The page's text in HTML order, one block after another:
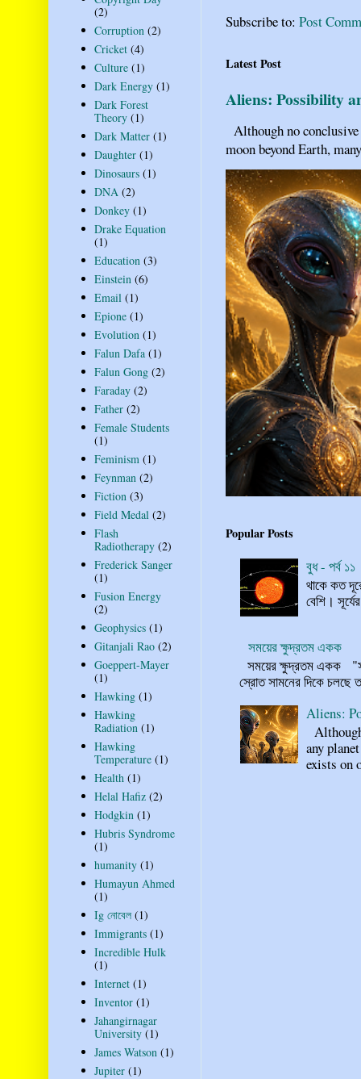
Subscribe to: Post
Latest Post
Aliens: Possibility
Although no
moon beyond Earth,
Popular Posts
বুধ - পর্ব ১১
থাকে কত
বেশি।
সময়ের ক্ষুদ্রতম একক
সময়ের ক্ষুদ্রতম একক
স্রোত সামনের দিকে চলছে
Aliens:
any
exists on
(2)
Corruption (2)
Cricket (4)
Culture (1)
Dark Energy (1)
Dark Forest
Theory (1)
Dark Matter (1)
Daughter (1)
Dinosaurs (1)
DNA (2)
Donkey (1)
Drake Equation
(1)
Education (3)
Einstein (6)
Email (1)
Epione (1)
Evolution (1)
Falun Dafa (1)
Falun Gong (2)
Faraday (2)
Father (2)
Female Students
(1)
Feminism (1)
Feynman (2)
Fiction (3)
Field Medal (2)
Flash
Radiotherapy (2)
Frederick Sanger
(1)
Fusion Energy
(2)
Geophysics (1)
Gitanjali Rao (2)
Goeppert-Mayer
(1)
Hawking (1)
Hawking
Radiation (1)
Hawking
Temperature (1)
Health (1)
Helal Hafiz (2)
Hodgkin (1)
Hubris Syndrome
(1)
humanity (1)
Humayun Ahmed
(1)
Ig নোবেল (1)
Immigrants (1)
Incredible Hulk
(1)
Internet (1)
Inventor (1)
Jahangirnagar
University (1)
James Watson (1)
Jupiter (1)